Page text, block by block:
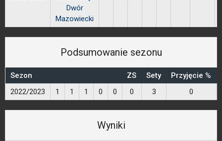
Dwór
Mazowiecki
Podsumowanie sezonu
Sezon ZS Sety Przyjęcie %
2022/2023
1 1 1 0 0 0 3 0
Wyniki